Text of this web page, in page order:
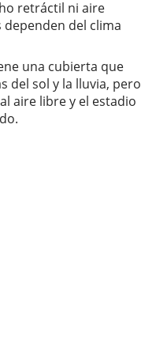
retráctil ni aire
del clima
una cubierta que
del sol y la lluvia, pero
aire libre y el estadio